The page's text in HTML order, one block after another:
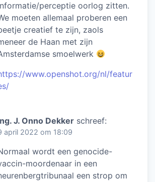
perceptie oorlog zitten.
moeten allemaal proberen een
creatief te zijn, zaols
de Haan met zijn
smoelwerk
www.openshot.org/nl/featur
J. Onno Dekker schreef:
april 2022 om 18:09
wordt een genocide-
moordenaar in een
een strop om